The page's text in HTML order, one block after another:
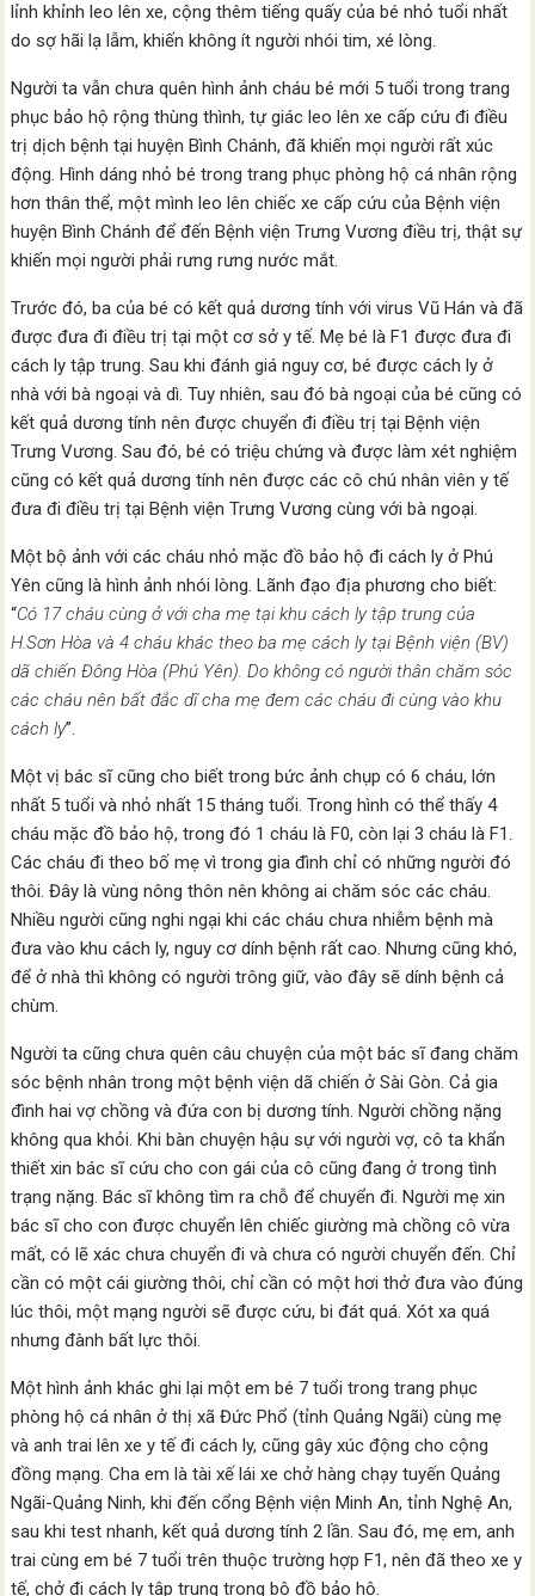
lỉnh khỉnh leo lên xe, cộng thêm tiếng quấy của bé nhỏ tuổi nhất
do sợ hãi lạ lẫm, khiến không ít người nhói tim, xé lòng.
Người ta vẫn chưa quên hình ảnh cháu bé mới 5 tuổi trong trang
phục bảo hộ rộng thùng thình, tự giác leo lên xe cấp cứu đi điều
trị dịch bệnh tại huyện Bình Chánh, đã khiến mọi người rất xúc
động. Hình dáng nhỏ bé trong trang phục phòng hộ cá nhân rộng
hơn thân thể, một mình leo lên chiếc xe cấp cứu của Bệnh viện
huyện Bình Chánh để đến Bệnh viện Trưng Vương điều trị, thật sự
khiến mọi người phải rưng rưng nước mắt.
Trước đó, ba của bé có kết quả dương tính với virus Vũ Hán và đã
được đưa đi điều trị tại một cơ sở y tế. Mẹ bé là F1 được đưa đi
cách ly tập trung. Sau khi đánh giá nguy cơ, bé được cách ly ở
nhà với bà ngoại và dì. Tuy nhiên, sau đó bà ngoại của bé cũng có
kết quả dương tính nên được chuyển đi điều trị tại Bệnh viện
Trưng Vương. Sau đó, bé có triệu chứng và được làm xét nghiệm
cũng có kết quả dương tính nên được các cô chú nhân viên y tế
đưa đi điều trị tại Bệnh viện Trưng Vương cùng với bà ngoại.
Một bộ ảnh với các cháu nhỏ mặc đồ bảo hộ đi cách ly ở Phú
Yên cũng là hình ảnh nhói lòng. Lãnh đạo địa phương cho biết:
“Có 17 cháu cùng ở với cha mẹ tại khu cách ly tập trung của
H.Sơn Hòa và 4 cháu khác theo ba mẹ cách ly tại Bệnh viện (BV)
dã chiến Đông Hòa (Phú Yên). Do không có người thân chăm sóc
các cháu nên bất đắc dĩ cha mẹ đem các cháu đi cùng vào khu
cách ly”.
Một vị bác sĩ cũng cho biết trong bức ảnh chụp có 6 cháu, lớn
nhất 5 tuổi và nhỏ nhất 15 tháng tuổi. Trong hình có thể thấy 4
cháu mặc đồ bảo hộ, trong đó 1 cháu là F0, còn lại 3 cháu là F1.
Các cháu đi theo bố mẹ vì trong gia đình chỉ có những người đó
thôi. Đây là vùng nông thôn nên không ai chăm sóc các cháu.
Nhiều người cũng nghi ngại khi các cháu chưa nhiễm bệnh mà
đưa vào khu cách ly, nguy cơ dính bệnh rất cao. Nhưng cũng khó,
để ở nhà thì không có người trông giữ, vào đây sẽ dính bệnh cả
chùm.
Người ta cũng chưa quên câu chuyện của một bác sĩ đang chăm
sóc bệnh nhân trong một bệnh viện dã chiến ở Sài Gòn. Cả gia
đình hai vợ chồng và đứa con bị dương tính. Người chồng nặng
không qua khỏi. Khi bàn chuyện hậu sự với người vợ, cô ta khẩn
thiết xin bác sĩ cứu cho con gái của cô cũng đang ở trong tình
trạng nặng. Bác sĩ không tìm ra chỗ để chuyển đi. Người mẹ xin
bác sĩ cho con được chuyển lên chiếc giường mà chồng cô vừa
mất, có lẽ xác chưa chuyển đi và chưa có người chuyển đến. Chỉ
cần có một cái giường thôi, chỉ cần có một hơi thở đưa vào đúng
lúc thôi, một mạng người sẽ được cứu, bi đát quá. Xót xa quá
nhưng đành bất lực thôi.
Một hình ảnh khác ghi lại một em bé 7 tuổi trong trang phục
phòng hộ cá nhân ở thị xã Đức Phổ (tỉnh Quảng Ngãi) cùng mẹ
và anh trai lên xe y tế đi cách ly, cũng gây xúc động cho cộng
đồng mạng. Cha em là tài xế lái xe chở hàng chạy tuyến Quảng
Ngãi-Quảng Ninh, khi đến cổng Bệnh viện Minh An, tỉnh Nghệ An,
sau khi test nhanh, kết quả dương tính 2 lần. Sau đó, mẹ em, anh
trai cùng em bé 7 tuổi trên thuộc trường hợp F1, nên đã theo xe y
tế, chở đi cách ly tập trung trong bộ đồ bảo hộ.